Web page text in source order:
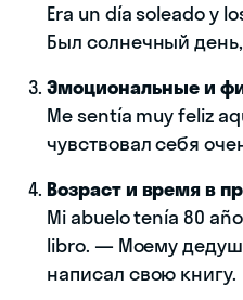
Era un día soleado y
Был солнечный
Эмоциональные и
Me sentía muy feliz
чувствовал себя
Возраст и время в
Mi abuelo tenía 80
libro. — Моему
написал свою книгу.